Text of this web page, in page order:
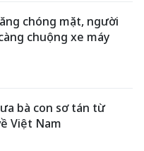
chóng mặt, người
chuộng xe máy
bà con sơ tán từ
Việt Nam